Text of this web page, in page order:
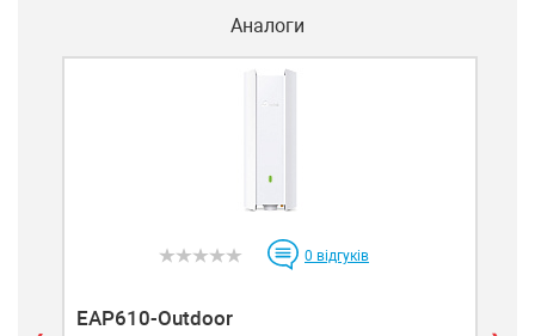
Аналоги
0 відгуків
EAP610-Outdoor